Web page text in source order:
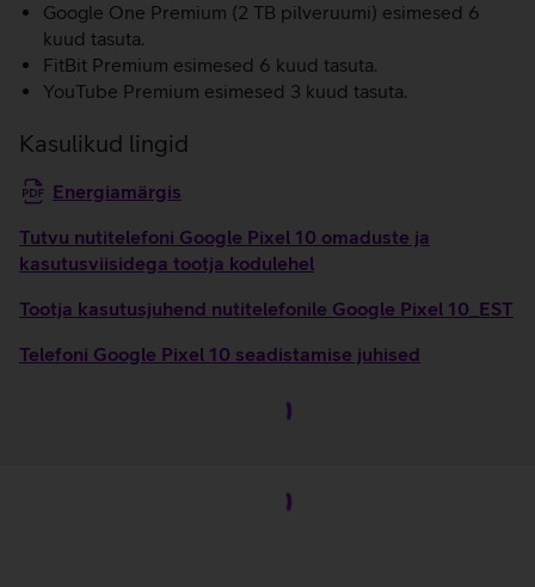
Google One Premium (2 TB pilveruumi) esimesed 6
kuud tasuta.
FitBit Premium esimesed 6 kuud tasuta.
YouTube Premium esimesed 3 kuud tasuta.
Kasulikud lingid
Energiamärgis
Tutvu nutitelefoni Google Pixel 10 omaduste ja
kasutusviisidega tootja kodulehel
Tootja kasutusjuhend nutitelefonile Google Pixel 10_EST
Telefoni Google Pixel 10 seadistamise juhised